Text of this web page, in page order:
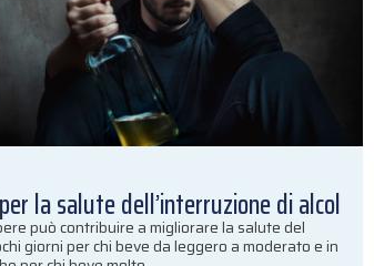
la salute dell’interruzione di alcol
può contribuire a migliorare la salute del
giorni per chi beve da leggero a moderato e in